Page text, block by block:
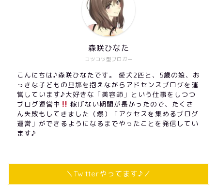
コツコツ型ブロガー
森咲ひなた
こんにちは♪森咲ひなたです。 愛犬2匹と、5歳の娘、お
っきな子どもの旦那を抱えながらアドセンスブログを運
営しています♪大好きな「美容師」という仕事をしつつ
ブログ運営中
稼げない期間が長かったので、たくさ
ん失敗もしてきました（爆）「アクセスを集めるブログ
運営」ができるようになるまでやったことを発信してい
ます♪
＼Twitterやってます♪／